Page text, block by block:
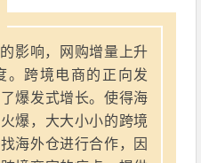
影响，网购增量上升
。跨境电商的正向发
爆发式增长。使得海
爆，大大小小的跨境
海外仓进行合作，因